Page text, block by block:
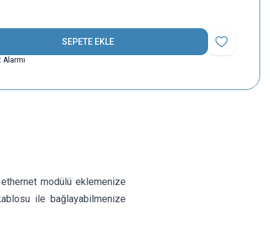
SEPETE EKLE
Favoriye Ekle
Alarmı
modülü eklemenize
ile bağlayabilmenize